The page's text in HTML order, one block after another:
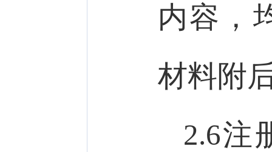
内容，
材料附
2.6注